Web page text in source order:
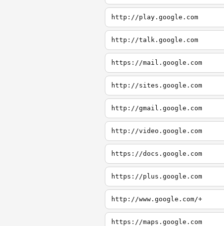
http://play.google.com
http://talk.google.com
https://mail.google.com
http://sites.google.com
http://gmail.google.com
http://video.google.com
https://docs.google.com
https://plus.google.com
http://www.google.com/+
https://maps.google.com